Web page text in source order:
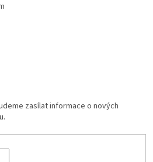
zasílat informace o nových